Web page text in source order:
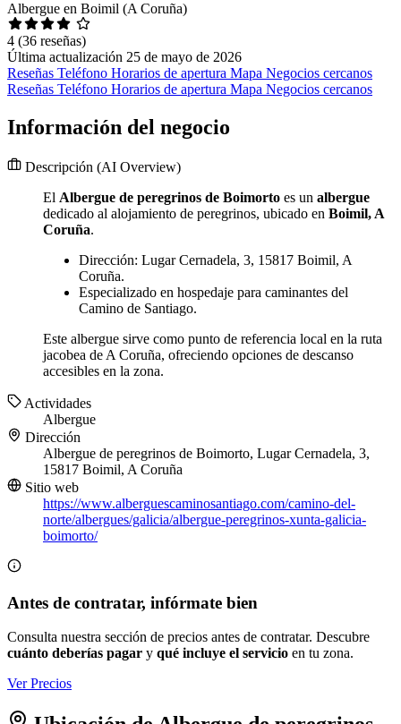
Albergue en Boimil (A Coruña)
4 (36 reseñas)
Última actualización 25 de mayo de 2026
Reseñas Teléfono Horarios de apertura Mapa Negocios cercanos
Reseñas Teléfono Horarios de apertura Mapa Negocios cercanos
Información del negocio
Descripción (AI Overview)
El Albergue de peregrinos de Boimorto es un albergue
dedicado al alojamiento de peregrinos, ubicado en Boimil, A
Coruña.
Dirección: Lugar Cernadela, 3, 15817 Boimil, A
Coruña.
Especializado en hospedaje para caminantes del
Camino de Santiago.
Este albergue sirve como punto de referencia local en la ruta
jacobea de A Coruña, ofreciendo opciones de descanso
accesibles en la zona.
Actividades
Albergue
Dirección
Albergue de peregrinos de Boimorto, Lugar Cernadela, 3,
15817 Boimil, A Coruña
Sitio web
https://www.alberguescaminosantiago.com/camino-del-
norte/albergues/galicia/albergue-peregrinos-xunta-galicia-
boimorto/
Antes de contratar, infórmate bien
Consulta nuestra sección de precios antes de contratar. Descubre
cuánto deberías pagar y qué incluye el servicio en tu zona.
Ver Precios